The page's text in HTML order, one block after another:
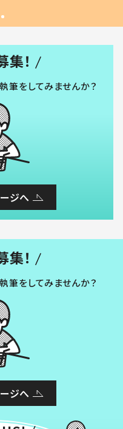
！
筆をしてみませんか？
ジへ
！
筆をしてみませんか？
ジへ